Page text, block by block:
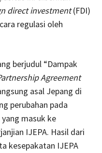
direct investment(FDI)
regulasi oleh
berjudul “Dampak
Agreement
asal Jepang di
perubahan pada
masuk ke
IJEPA. Hasil dari
kesepakatan IJEPA